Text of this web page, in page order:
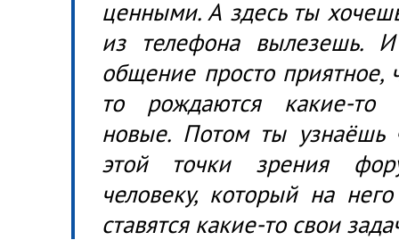
ценными. А здесь ты
из телефона вылезешь.
общение просто приятное,
то рождаются какие-то
новые. Потом ты узнаёшь
этой точки зрения
человеку, который на
ставятся какие-то свои